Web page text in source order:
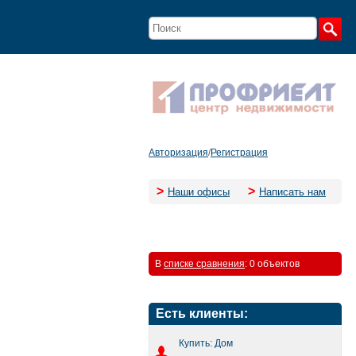
Авторизация/Регистрация
> Наши офисы > Написать нам
В списке сравнения: 0 объектов
Есть клиенты:
Купить: Дом